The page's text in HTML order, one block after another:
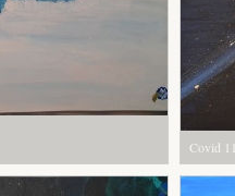
Covid 11